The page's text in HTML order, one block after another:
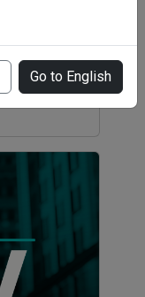
Go to English